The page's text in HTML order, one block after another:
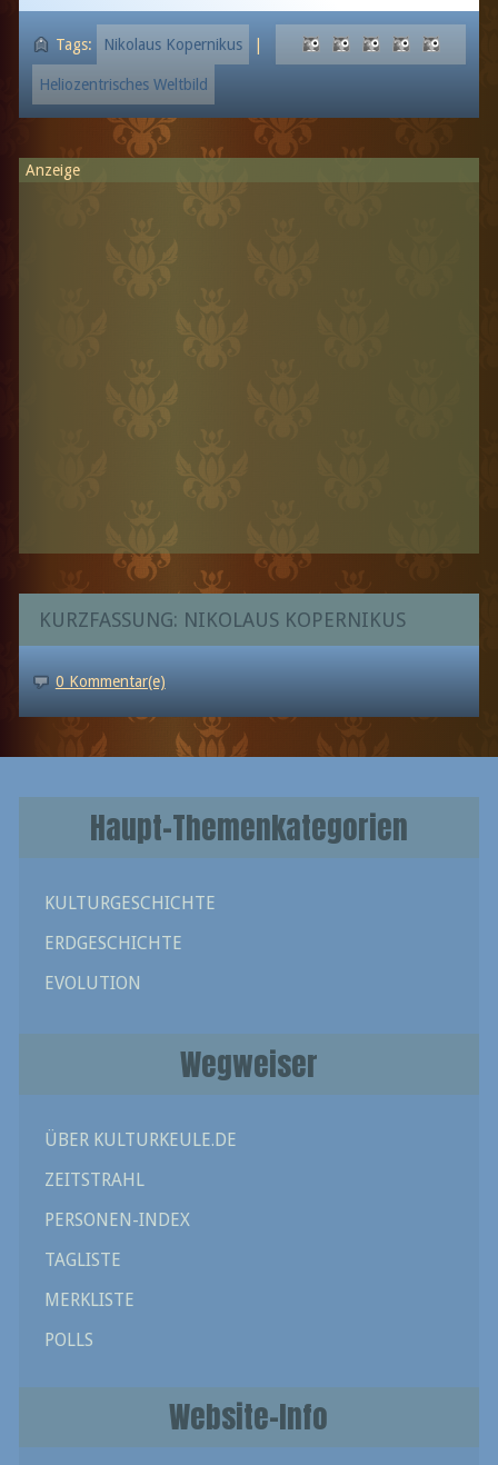
Tags: Nikolaus Kopernikus
Heliozentrisches Weltbild
Anzeige
KURZFASSUNG: NIKOLAUS KOPERNIKUS
0 Kommentar(e)
Haupt-Themenkategorien
KULTURGESCHICHTE
ERDGESCHICHTE
EVOLUTION
Wegweiser
ÜBER KULTURKEULE.DE
ZEITSTRAHL
PERSONEN-INDEX
TAGLISTE
MERKLISTE
POLLS
Website-Info